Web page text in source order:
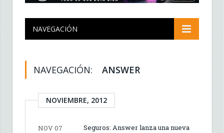
NAVEGACIÓN
NAVEGACIÓN: ANSWER
NOVIEMBRE, 2012
NOV 07
Seguros: Answer lanza una nueva